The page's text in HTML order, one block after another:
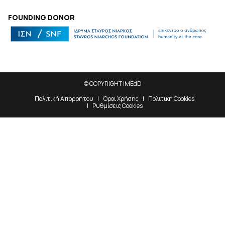
FOUNDING DONOR
© COPYRIGHT iMEdD
Πολιτική Απορρήτου
Όροι Χρήσης
Πολιτική Cookies
Ρυθμίσεις Cookies